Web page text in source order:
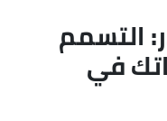
التسمم
في